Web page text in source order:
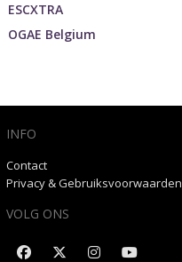
ESCXTRA
OGAE Belgium
INFO
Contact
Privacy & Gebruiksvoorwaarden
VOLG ONS